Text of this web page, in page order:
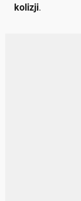
kolizji.